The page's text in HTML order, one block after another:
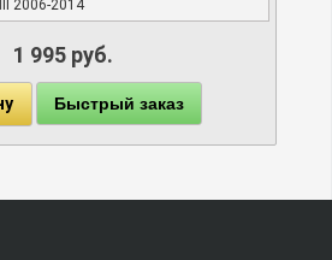
III 2006-2014
1 995 руб.
Быстрый заказ